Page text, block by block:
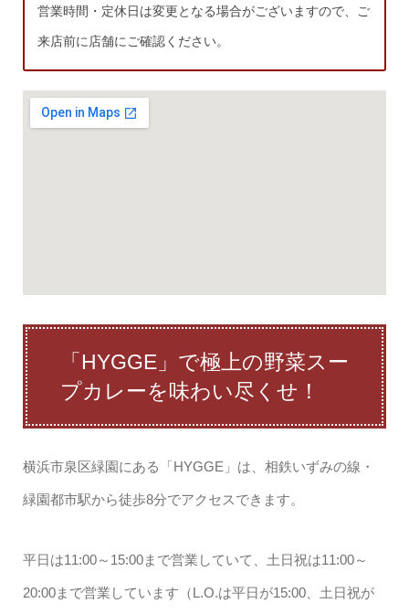
営業時間・定休日は変更となる場合がございますので、ご
来店前に店舗にご確認ください。
「HYGGE」で極上の野菜スー
プカレーを味わい尽くせ！
横浜市泉区緑園にある「HYGGE」は、相鉄いずみの線・
緑園都市駅から徒歩8分でアクセスできます。
平日は11:00～15:00まで営業していて、土日祝は11:00～
20:00まで営業しています（L.O.は平日が15:00、土日祝が